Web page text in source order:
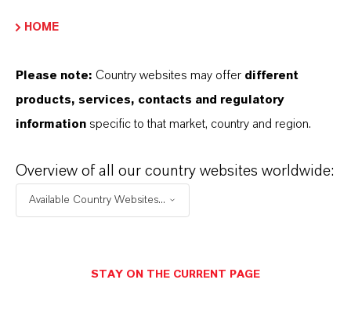
OPTIMIERUNG DER
MATERIALFLÜSSE
VERWANDELN
HOME
Please note: Country websites may offer different
products, services, contacts and regulatory
information specific to that market, country and region.
Overview of all our country websites worldwide:
Available Country Websites...
STAY ON THE CURRENT PAGE